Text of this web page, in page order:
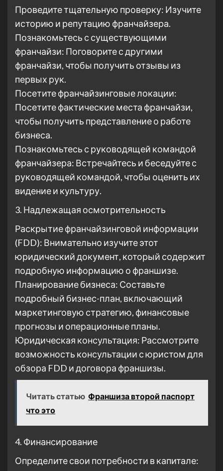
Проведите тщательную проверку: Изучите
историю и репутацию франчайзера.
Познакомьтесь с существующими
франчайзи: Поговорите с другими
франчайзи, чтобы получить отзывы из
первых рук.
Посетите франчайзинговые локации:
Посетите фактические места франчайзи,
чтобы получить представление о работе
бизнеса.
Познакомьтесь с руководящей командой
франчайзера: Встречайтесь и беседуйте с
руководящей командой, чтобы оценить их
видение и культуру.
3. Надлежащая осмотрительность
Раскрытие франчайзинговой информации
(FDD): Внимательно изучите этот
юридический документ, который содержит
подробную информацию о франшизе.
Планирование бизнеса: Составьте
подробный бизнес-план, включающий
маркетинговую стратегию, финансовые
прогнозы и операционные планы.
Юридическая консультация: Рассмотрите
возможность консультации с юристом для
обзора FDD и договора франшизы.
Читать статью Франшиза второй паспорт
что это
4. Финансирование
Определите свои потребности в капитале: